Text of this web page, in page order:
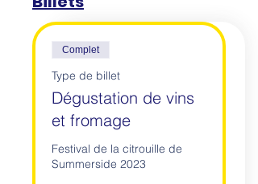
Complet
Type de billet
Dégustation de vins
et fromage
Festival de la citrouille de
Summerside 2023